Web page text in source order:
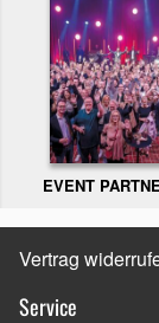
EVENT
Vertrag
Service